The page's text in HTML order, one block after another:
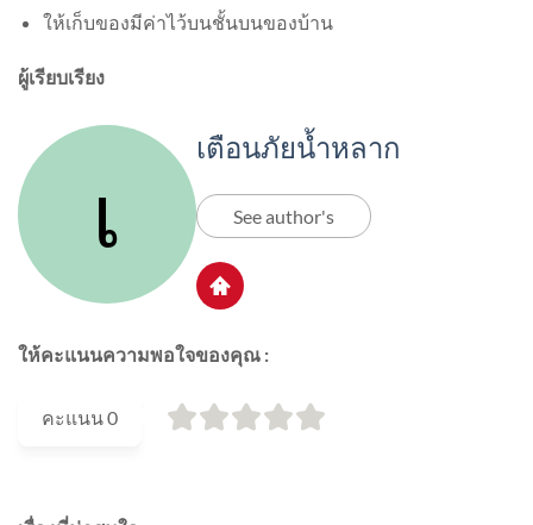
ให้เก็บของมีค่าไว้บนชั้นบนของบ้าน
ผู้เรียบเรียง
เตือนภัยน้ำหลาก
See author's
ให้คะแนนความพอใจของคุณ :
คะแนน0